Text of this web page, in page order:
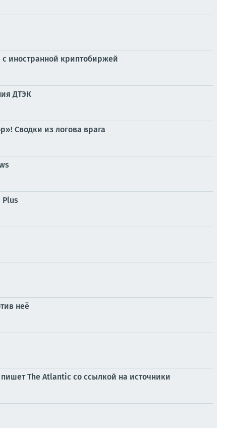
иностранной криптобиржей
ДТЭК
Сводки из логова врага
Plus
неё
The Atlantic со ссылкой на источники